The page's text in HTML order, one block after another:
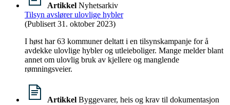
Artikkel Nyhetsarkiv
Tilsyn avslører ulovlige hybler
(Publisert 31. oktober 2023)
I høst har 63 kommuner deltatt i en tilsynskampanje for å
avdekke ulovlige hybler og utleieboliger. Mange melder blant
annet om ulovlig bruk av kjellere og manglende
rømningsveier.
Artikkel Byggevarer, heis og krav til dokumentasjon